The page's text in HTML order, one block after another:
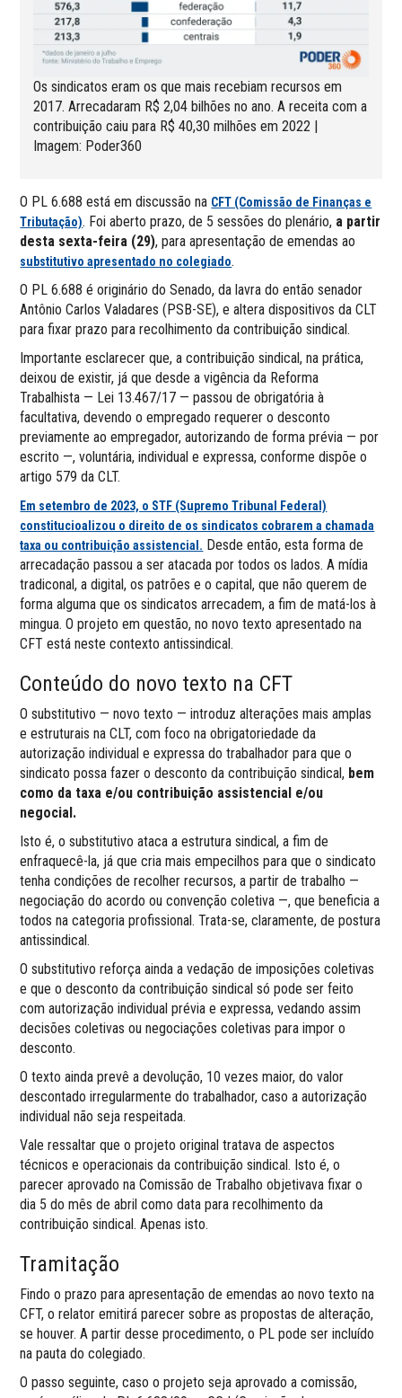
Os sindicatos eram os que mais recebiam recursos em
2017. Arrecadaram R$ 2,04 bilhões no ano. A receita com a
contribuição caiu para R$ 40,30 milhões em 2022 |
Imagem: Poder360
O PL 6.688 está em discussão na CFT (Comissão de Finanças e
Tributação). Foi aberto prazo, de 5 sessões do plenário, a partir
desta sexta-feira (29), para apresentação de emendas ao
substitutivo apresentado no colegiado.
O PL 6.688 é originário do Senado, da lavra do então senador
Antônio Carlos Valadares (PSB-SE), e altera dispositivos da CLT
para fixar prazo para recolhimento da contribuição sindical.
Importante esclarecer que, a contribuição sindical, na prática,
deixou de existir, já que desde a vigência da Reforma
Trabalhista — Lei 13.467/17 — passou de obrigatória à
facultativa, devendo o empregado requerer o desconto
previamente ao empregador, autorizando de forma prévia — por
escrito —, voluntária, individual e expressa, conforme dispõe o
artigo 579 da CLT.
Em setembro de 2023, o STF (Supremo Tribunal Federal)
constitucioalizou o direito de os sindicatos cobrarem a chamada
taxa ou contribuição assistencial. Desde então, esta forma de
arrecadação passou a ser atacada por todos os lados. A mídia
tradiconal, a digital, os patrões e o capital, que não querem de
forma alguma que os sindicatos arrecadem, a fim de matá-los à
mingua. O projeto em questão, no novo texto apresentado na
CFT está neste contexto antissindical.
Conteúdo do novo texto na CFT
O substitutivo — novo texto — introduz alterações mais amplas
e estruturais na CLT, com foco na obrigatoriedade da
autorização individual e expressa do trabalhador para que o
sindicato possa fazer o desconto da contribuição sindical, bem
como da taxa e/ou contribuição assistencial e/ou
negocial.
Isto é, o substitutivo ataca a estrutura sindical, a fim de
enfraquecê-la, já que cria mais empecilhos para que o sindicato
tenha condições de recolher recursos, a partir de trabalho —
negociação do acordo ou convenção coletiva —, que beneficia a
todos na categoria profissional. Trata-se, claramente, de postura
antissindical.
O substitutivo reforça ainda a vedação de imposições coletivas
e que o desconto da contribuição sindical só pode ser feito
com autorização individual prévia e expressa, vedando assim
decisões coletivas ou negociações coletivas para impor o
desconto.
O texto ainda prevê a devolução, 10 vezes maior, do valor
descontado irregularmente do trabalhador, caso a autorização
individual não seja respeitada.
Vale ressaltar que o projeto original tratava de aspectos
técnicos e operacionais da contribuição sindical. Isto é, o
parecer aprovado na Comissão de Trabalho objetivava fixar o
dia 5 do mês de abril como data para recolhimento da
contribuição sindical. Apenas isto.
Tramitação
Findo o prazo para apresentação de emendas ao novo texto na
CFT, o relator emitirá parecer sobre as propostas de alteração,
se houver. A partir desse procedimento, o PL pode ser incluído
na pauta do colegiado.
O passo seguinte, caso o projeto seja aprovado a comissão,